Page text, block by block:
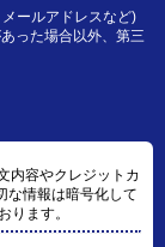
ールアドレスなど)
った場合以外、第三
内容やクレジットカ
な情報は暗号化して
ります。